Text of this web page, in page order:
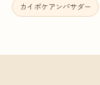
カイポケアンバサダー